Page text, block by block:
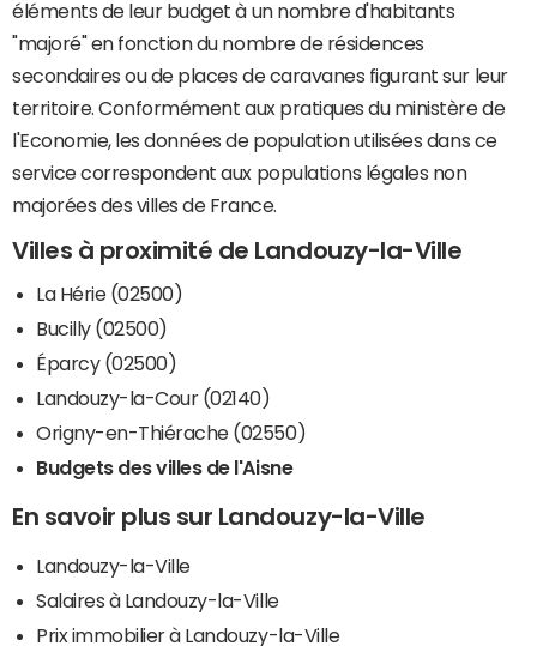
éléments de leur budget à un nombre d'habitants
"majoré" en fonction du nombre de résidences
secondaires ou de places de caravanes figurant sur leur
territoire. Conformément aux pratiques du ministère de
l'Economie, les données de population utilisées dans ce
service correspondent aux populations légales non
majorées des villes de France.
Villes à proximité de Landouzy-la-Ville
La Hérie (02500)
Bucilly (02500)
Éparcy (02500)
Landouzy-la-Cour (02140)
Origny-en-Thiérache (02550)
Budgets des villes de l'Aisne
En savoir plus sur Landouzy-la-Ville
Landouzy-la-Ville
Salaires à Landouzy-la-Ville
Prix immobilier à Landouzy-la-Ville